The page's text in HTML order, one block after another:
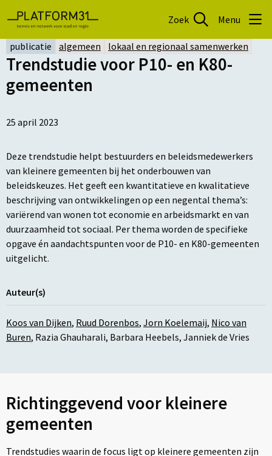
Zoek Menu
publicatie algemeen lokaal en regionaal samenwerken
Trendstudie voor P10- en K80-
gemeenten
25 april 2023
Deze trendstudie helpt bestuurders en beleidsmedewerkers
van kleinere gemeenten bij het onderbouwen van
beleidskeuzes. Het geeft een kwantitatieve en kwalitatieve
beschrijving van ontwikkelingen op een negental thema’s:
variërend van wonen tot economie en arbeidsmarkt en van
duurzaamheid tot sociaal. Per thema worden de specifieke
opgave én aandachtspunten voor de P10- en K80-gemeenten
uitgelicht.
Auteur(s)
Koos van Dijken, Ruud Dorenbos, Jorn Koelemaij, Nico van
Buren, Razia Ghauharali, Barbara Heebels, Janniek de Vries
Richtinggevend voor kleinere
gemeenten
Trendstudies waarin de focus ligt op kleinere gemeenten zijn